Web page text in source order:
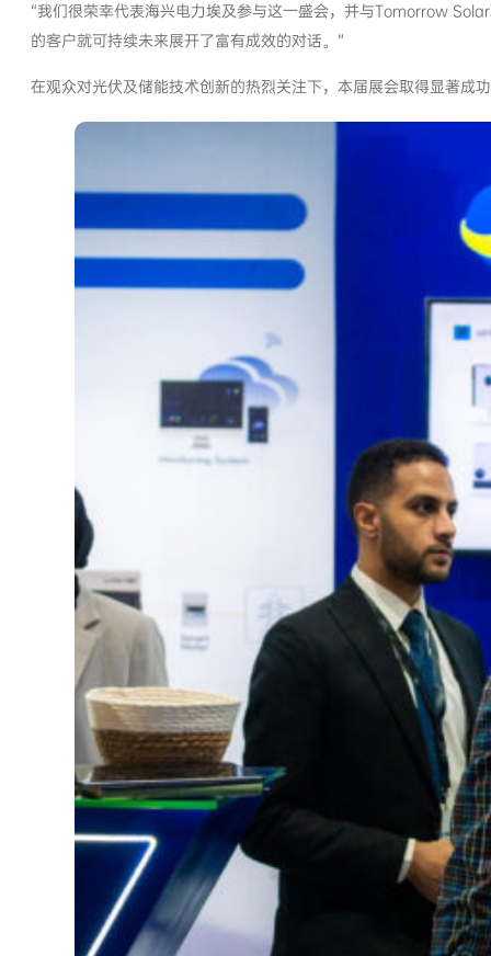
“我们很荣幸代表海兴电力埃及参与这一盛会，并与Tomorrow
的客户就可持续未来展开了富有成效的对话。”
在观众对光伏及储能技术创新的热烈关注下，本届展会取得显著